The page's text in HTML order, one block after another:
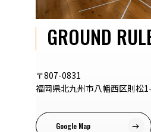
GROUND
〒807-0831
福岡県北九州市八幡西区則松
Google Map